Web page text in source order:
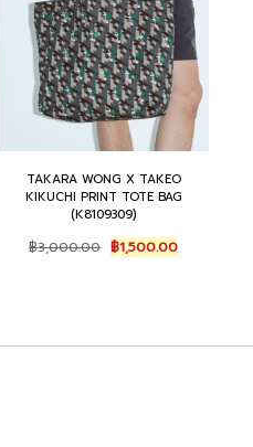
TAKARA WONG X TAKEO
KIKUCHI PRINT TOTE BAG
(K8109309)
฿3,000.00 Original
price
฿1,500.00Current
price